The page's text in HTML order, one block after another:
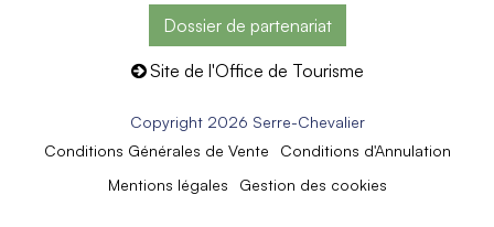
Dossier de partenariat
Site de l'Office de Tourisme
Copyright 2026 Serre-Chevalier
Conditions Générales de Vente
Conditions d'Annulation
Mentions légales
Gestion des cookies